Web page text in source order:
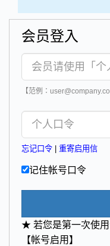
会员登入
【范例：
忘记口令 重寄启用信
记住帐号口令
★ 若您是第一次使
【帐号启用】